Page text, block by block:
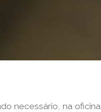
necessário, na oficina